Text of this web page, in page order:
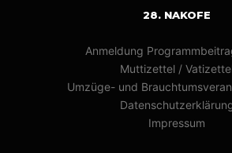
28. NAKOFE
Anmeldung
Muttizettel / Vatizettel
Umzüge- und
Impressum